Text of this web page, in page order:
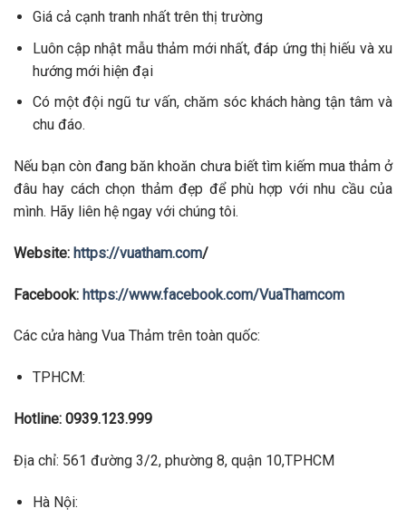
Giá cả cạnh tranh nhất trên thị trường
Luôn cập nhật mẫu thảm mới nhất, đáp ứng thị hiếu và xu
hướng mới hiện đại
Có một đội ngũ tư vấn, chăm sóc khách hàng tận tâm và
chu đáo.
Nếu bạn còn đang băn khoăn chưa biết tìm kiếm mua thảm ở
đâu hay cách chọn thảm đẹp để phù hợp với nhu cầu của
mình. Hãy liên hệ ngay với chúng tôi.
Website: https://vuatham.com/
Facebook: https://www.facebook.com/VuaThamcom
Các cửa hàng Vua Thảm trên toàn quốc:
TPHCM:
Hotline: 0939.123.999
Địa chỉ: 561 đường 3/2, phường 8, quận 10,TPHCM
Hà Nội: